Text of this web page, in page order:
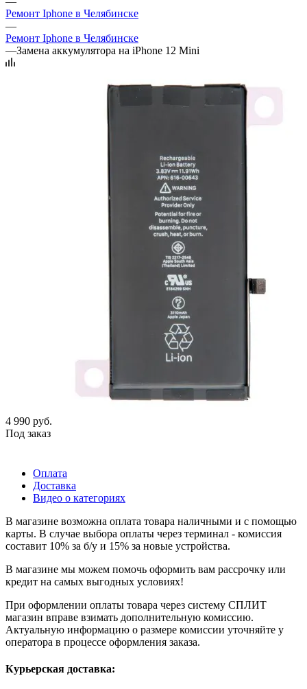
Ремонт Iphone в Челябинске
—
Ремонт Iphone в Челябинске
—Замена аккумулятора на iPhone 12 Mini
4 990 руб.
Под заказ
Оплата
Доставка
Видео о категориях
В магазине возможна оплата товара наличными и с помощью
карты. В случае выбора оплаты через терминал - комиссия
составит 10% за б/у и 15% за новые устройства.
В магазине мы можем помочь оформить вам рассрочку или
кредит на самых выгодных условиях!
При оформлении оплаты товара через систему СПЛИТ
магазин вправе взимать дополнительную комиссию.
Актуальную информацию о размере комиссии уточняйте у
оператора в процессе оформления заказа.
Курьерская доставка: